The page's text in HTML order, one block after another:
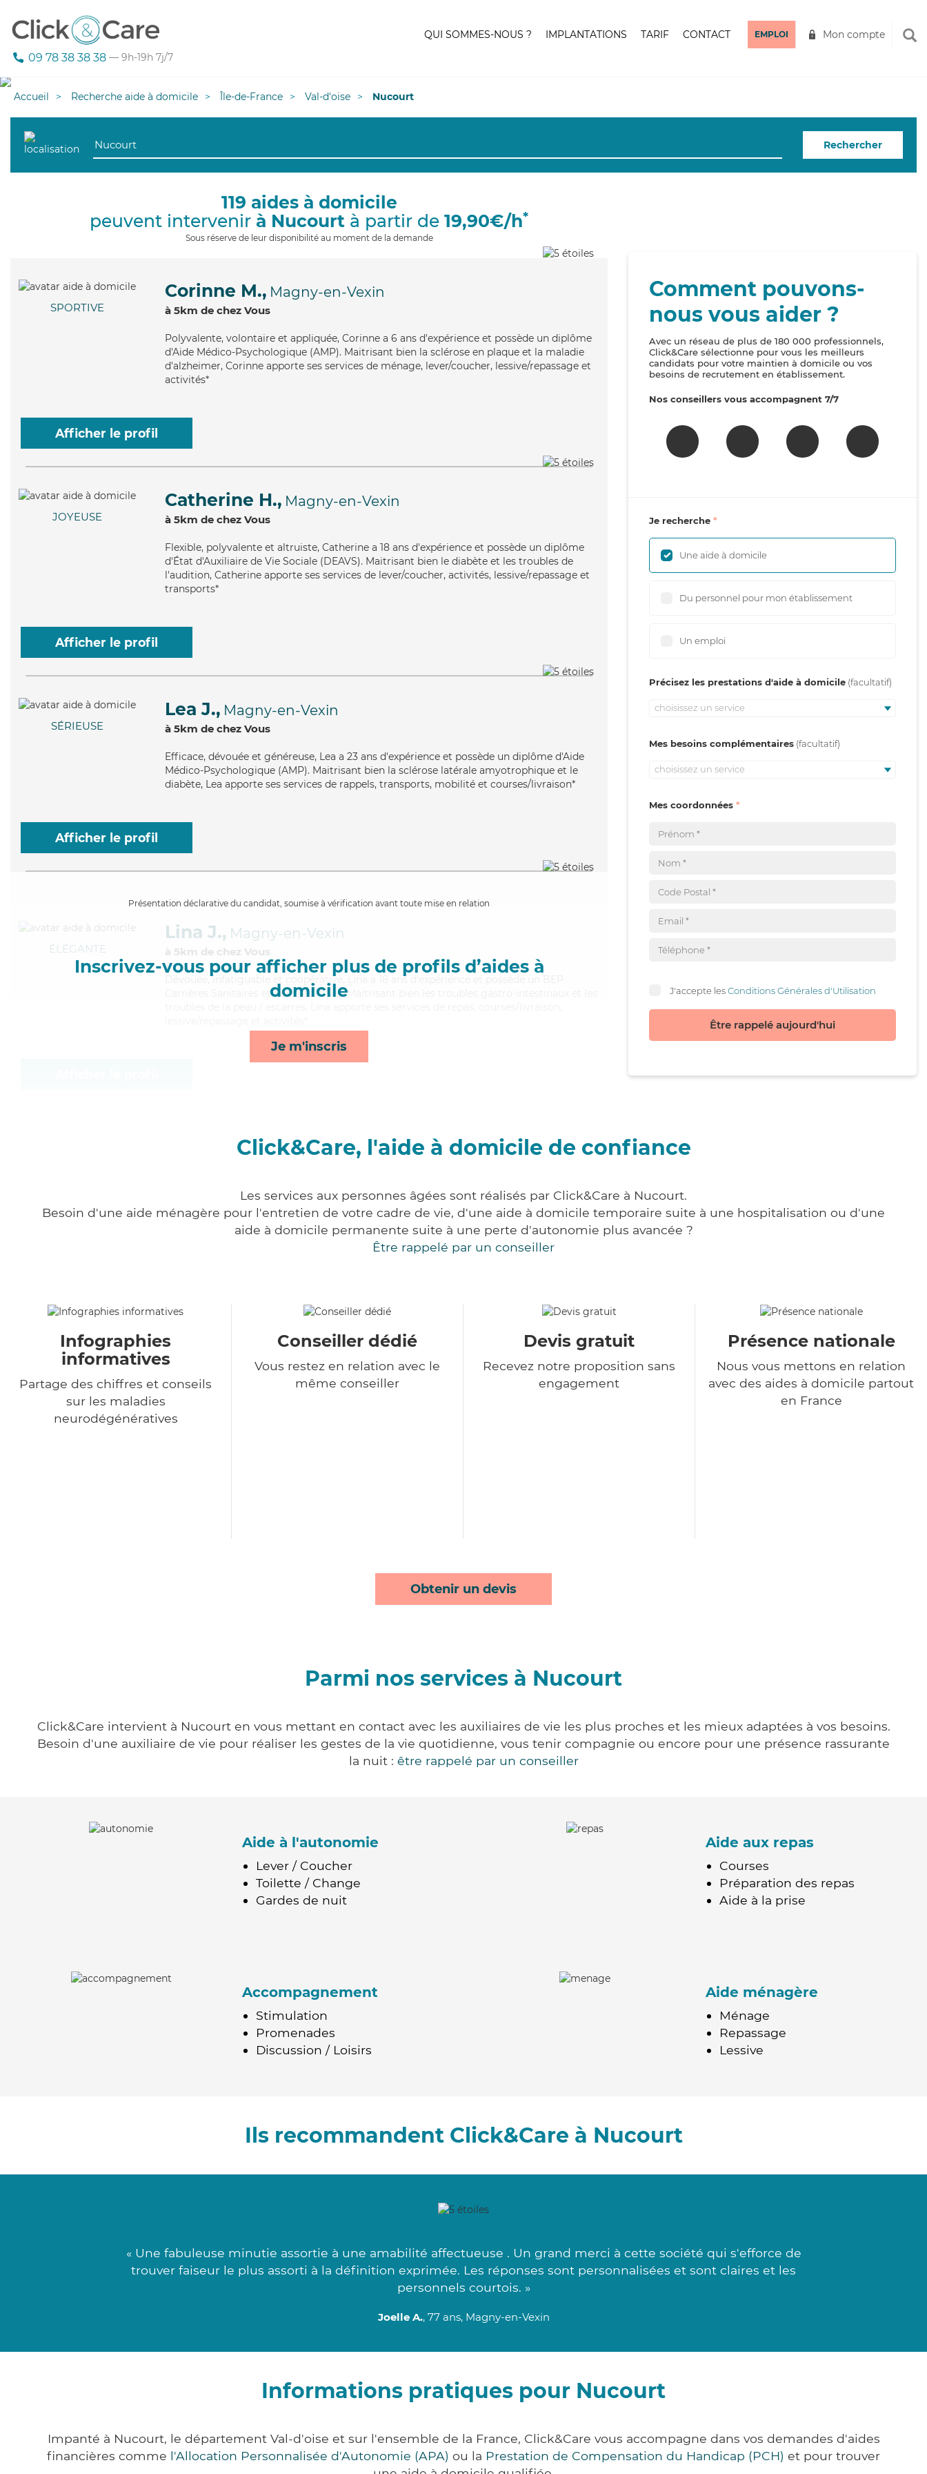
09 78 38 38 38 — 9h-19h 7j/7
QUI SOMMES-NOUS ? IMPLANTATIONS TARIF CONTACT EMPLOI Mon compte
Accueil Recherche aide à domicile Île-de-France Val-d'oise Nucourt
Rechercher
119 aides à domicile
peuvent intervenir à Nucourt à partir de 19,90€/h*
Sous réserve de leur disponibilité au moment de la demande
SPORTIVE
Corinne M., Magny-en-Vexin
à 5km de chez Vous
Polyvalente, volontaire et appliquée, Corinne a 6 ans d'expérience et possède un diplôme
d'Aide Médico-Psychologique (AMP). Maitrisant bien la sclérose en plaque et la maladie
d'alzheimer, Corinne apporte ses services de ménage, lever/coucher, lessive/repassage et
activités*
Afficher le profil
JOYEUSE
Catherine H., Magny-en-Vexin
à 5km de chez Vous
Flexible, polyvalente et altruiste, Catherine a 18 ans d'expérience et possède un diplôme
d'État d'Auxiliaire de Vie Sociale (DEAVS). Maitrisant bien le diabète et les troubles de
l'audition, Catherine apporte ses services de lever/coucher, activités, lessive/repassage et
transports*
Afficher le profil
SÉRIEUSE
Lea J., Magny-en-Vexin
à 5km de chez Vous
Efficace, dévouée et généreuse, Lea a 23 ans d'expérience et possède un diplôme d'Aide
Médico-Psychologique (AMP). Maitrisant bien la sclérose latérale amyotrophique et le
diabète, Lea apporte ses services de rappels, transports, mobilité et courses/livraison*
Afficher le profil
Présentation déclarative du candidat, soumise à vérification avant toute mise en relation
Inscrivez-vous pour afficher plus de profils d’aides à
domicile
Je m'inscris
ÉLÉGANTE
Lina J., Magny-en-Vexin
à 5km de chez Vous
, infatiguable et coopérative, Lina a 18 ans d'expérience et possède un BEP
Carrières Sanitaires et Sociales (CSS). Maitrisant bien les troubles gastro-intestinaux et les
Comment pouvons-
nous vous aider ?
Avec un réseau de plus de 180 000 professionnels,
Click&Care sélectionne pour vous les meilleurs
candidats pour votre maintien à domicile ou vos
besoins de recrutement en établissement.
Nos conseillers vous accompagnent 7/7
Je recherche
Une aide à domicile
Du personnel pour mon établissement
Un emploi
Précisez les prestations d'aide à domicile
choisissez un service
Mes besoins complémentaires
choisissez un service
Mes coordonnées
J'accepte lesConditions Générales d'Utilisation
Être rappelé aujourd'hui
Click&Care, l'aide à domicile de confiance
Les services aux personnes âgées sont réalisés par Click&Care à Nucourt.
Besoin d'une aide ménagère pour l'entretien de votre cadre de vie, d'une aide à domicile temporaire suite à une hospitalisation ou d'une
aide à domicile permanente suite à une perte d'autonomie plus avancée ?
Être rappelé par un conseiller
Infographies
informatives
Partage des chiffres et conseils
sur les maladies
neurodégénératives
Conseiller dédié
Vous restez en relation avec le
même conseiller
Devis gratuit
Recevez notre proposition sans
engagement
Présence nationale
Nous vous mettons en relation
avec des aides à domicile partout
en France
Obtenir un devis
Parmi nos services à Nucourt
Click&Care intervient à Nucourt en vous mettant en contact avec les auxiliaires de vie les plus proches et les mieux adaptées à vos besoins.
Besoin d'une auxiliaire de vie pour réaliser les gestes de la vie quotidienne, vous tenir compagnie ou encore pour une présence rassurante
la nuit : être rappelé par un conseiller
Aide à l'autonomie
Lever / Coucher
Toilette / Change
Gardes de nuit
Aide aux repas
Courses
Préparation des repas
Aide à la prise
Accompagnement
Stimulation
Promenades
Discussion / Loisirs
Aide ménagère
Ménage
Repassage
Lessive
Ils recommandent Click&Care à Nucourt
« Une fabuleuse minutie assortie à une amabilité affectueuse . Un grand merci à cette société qui s'efforce de
trouver faiseur le plus assorti à la définition exprimée. Les réponses sont personnalisées et sont claires et les
personnels courtois. »
Joelle A., 77 ans, Magny-en-Vexin
Informations pratiques pour Nucourt
Impanté à Nucourt, le département Val-d'oise et sur l'ensemble de la France, Click&Care vous accompagne dans vos demandes d'aides
financières comme l'Allocation Personnalisée d'Autonomie (APA) ou la Prestation de Compensation du Handicap (PCH) et pour trouver